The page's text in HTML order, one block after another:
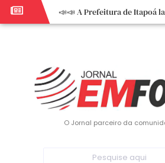
O Jornal parceiro da